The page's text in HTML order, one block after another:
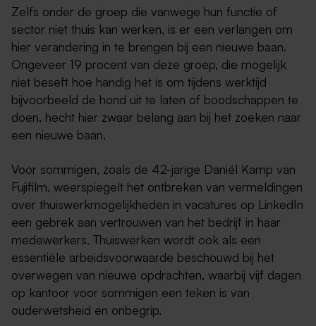
Zelfs onder de groep die vanwege hun functie of
sector niet thuis kan werken, is er een verlangen om
hier verandering in te brengen bij een nieuwe baan.
Ongeveer 19 procent van deze groep, die mogelijk
niet beseft hoe handig het is om tijdens werktijd
bijvoorbeeld de hond uit te laten of boodschappen te
doen, hecht hier zwaar belang aan bij het zoeken naar
een nieuwe baan.
Voor sommigen, zoals de 42-jarige Daniël Kamp van
Fujifilm, weerspiegelt het ontbreken van vermeldingen
over thuiswerkmogelijkheden in vacatures op LinkedIn
een gebrek aan vertrouwen van het bedrijf in haar
medewerkers. Thuiswerken wordt ook als een
essentiële arbeidsvoorwaarde beschouwd bij het
overwegen van nieuwe opdrachten, waarbij vijf dagen
op kantoor voor sommigen een teken is van
ouderwetsheid en onbegrip.